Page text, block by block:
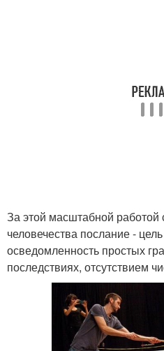
За этой масштабной
человечества послание -
осведомленность простых
последствиях, отсутствием